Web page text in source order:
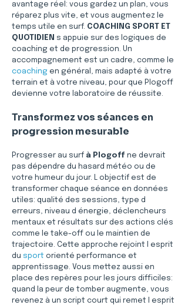
avantage réel: vous gardez un plan, vous
réparez plus vite, et vous augmentez le
temps utile en surf. COACHING SPORT ET
QUOTIDIEN s appuie sur des logiques de
coaching et de progression. Un
accompagnement est un cadre, comme le
coaching en général, mais adapté à votre
terrain et à votre niveau, pour que Plogoff
devienne votre laboratoire de réussite.
Transformez vos séances en
progression mesurable
Progresser au surf à Plogoff ne devrait
pas dépendre du hasard météo ou de
votre humeur du jour. L objectif est de
transformer chaque séance en données
utiles: qualité des sessions, type d
erreurs, niveau d énergie, déclencheurs
mentaux et résultats sur des actions clés
comme le take-off ou le maintien de
trajectoire. Cette approche rejoint l esprit
du sport orienté performance et
apprentissage. Vous mettez aussi en
place des repères pour les jours difficiles:
quand la peur de tomber augmente, vous
revenez à un script court qui remet l esprit